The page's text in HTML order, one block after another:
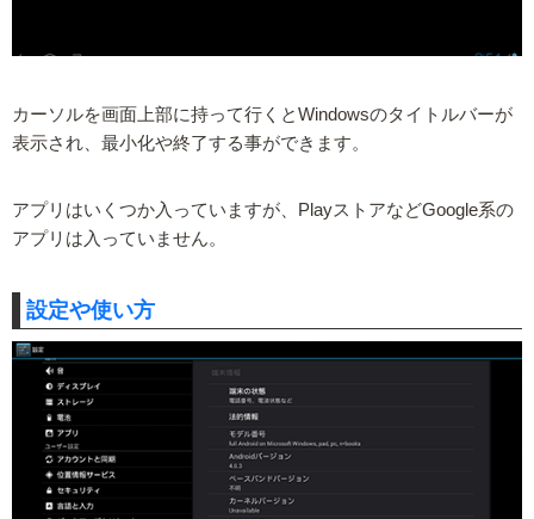
カーソルを画面上部に持って行くとWindowsのタイトルバーが
表示され、最小化や終了する事ができます。
アプリはいくつか入っていますが、PlayストアなどGoogle系の
アプリは入っていません。
設定や使い方